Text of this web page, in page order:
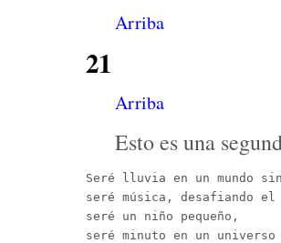
Arriba
21
Arriba
Esto es una
Seré lluvia en un mundo
seré música, desafiando
seré un niño pequeño,
seré minuto en un